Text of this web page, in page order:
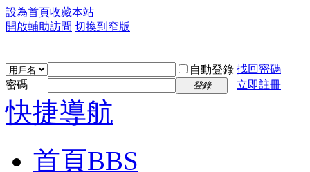
設為首頁收藏本站
開啟輔助訪問 切換到窄版
自動登錄 找回密碼
密碼
登錄 立即註冊
快捷導航
首頁BBS